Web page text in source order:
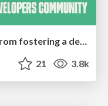
No one is an island. Learnings from fostering a developers community.
21 3.8k